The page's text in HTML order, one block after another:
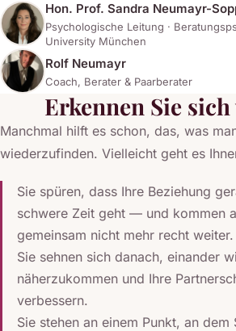
Hon. Prof. Sandra Neumayr-
Psychologische Leitung ·
University München
Rolf Neumayr
Coach, Berater & Paarberater
Erkennen Sie
Manchmal hilft es schon, das, was
wiederzufinden. Vielleicht geht es
Sie spüren, dass Ihre Beziehung
schwere Zeit geht — und kommen
gemeinsam nicht mehr recht weiter.
Sie sehnen sich danach, einander
näherzukommen und Ihre
verbessern.
Sie stehen an einem Punkt, an